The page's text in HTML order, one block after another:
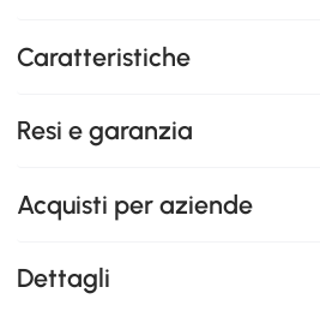
Caratteristiche
Resi e garanzia
Acquisti per aziende
Dettagli